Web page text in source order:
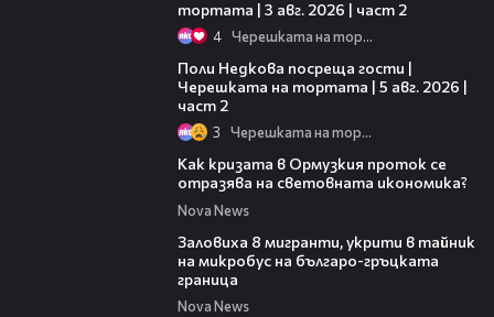
тортата | 3 авг. 2026 | част 2
4 Черешката на тортата
Поли Недкова посреща гости |
Черешката на тортата | 5 авг. 2026 |
част 2
3 Черешката на тортата
Как кризата в Ормузкия проток се
отразява на световната икономика?
Nova News
Заловиха 8 мигранти, укрити в тайник
на микробус на българо-гръцката
граница
Nova News